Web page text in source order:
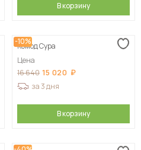
В корзину
-10%
Комод Сура
Цена
16 640 15 020
за 3 дня
В корзину